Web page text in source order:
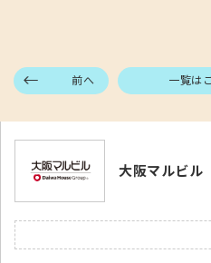
前へ 一覧は
大阪マルビル